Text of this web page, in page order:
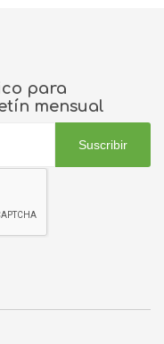
para
mensual
Suscribir